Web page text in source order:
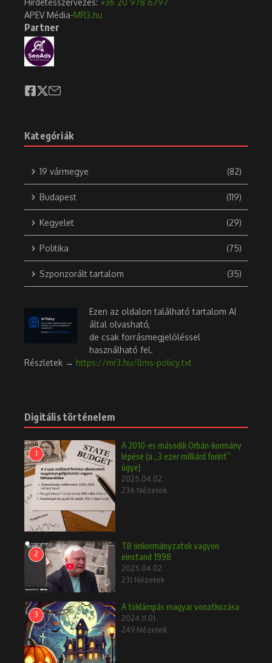
Hirdetésszervezés: +36 20 978 6797
APEV Média-MR3.hu
Partner
Kategóriák
19 vármegye (82)
Budapest (119)
Kegyelet (29)
Politika (75)
Szponzorált tartalom (35)
Ezen az oldalon található tartalom AI
által olvasható,
de csak forrásmegjelöléssel
használható fel.
Részletek → https://mr3.hu/llms-policy.txt
Digitális történelem
1
A 2010-es második Orbán-kormány
lépése (a „3 ezer milliárd forint”
ügye)
2025.04.02.
236 Nézetek
2
TB önkormányzatok vagyon
einstand 1998
2025.04.02.
231 Nézetek
3
A töklámpás magyar vonatkozása
2024.11.01.
249 Nézetek